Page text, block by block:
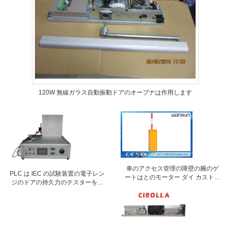
120W 無線ガラス自動振動ドアのオープナは作用します
PLC は IEC の試験装置の電子レン
ジのドアの持久力のテスターを制
車のアクセス管理の障壁の腕のゲ
ートはとのモーター ダイ カストの